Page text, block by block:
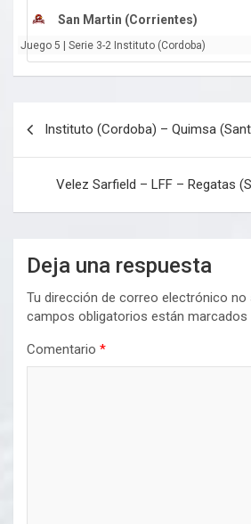
San Martin (Corrientes)
Juego 5 | Serie 3-2 Instituto (Cordoba)
entradas
Instituto (Cordoba) – Quimsa
Velez Sarfield – LFF – Regatas
Deja una respuesta
Tu dirección de correo electrónico no
campos obligatorios están marcados
Comentario *